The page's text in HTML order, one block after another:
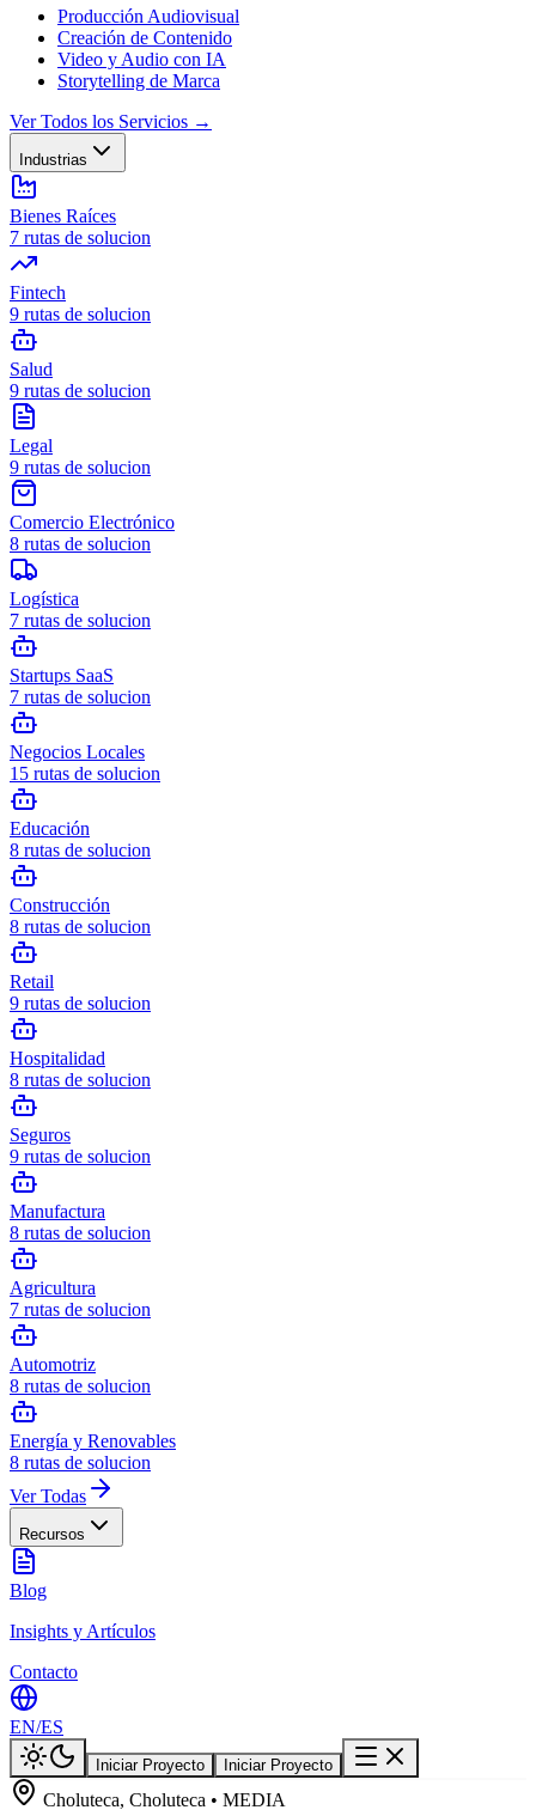
Producción Audiovisual
Creación de Contenido
Video y Audio con IA
Storytelling de Marca
Ver Todos los Servicios →
Industrias
Bienes Raíces
7 rutas de solucion
Fintech
9 rutas de solucion
Salud
9 rutas de solucion
Legal
9 rutas de solucion
Comercio Electrónico
8 rutas de solucion
Logística
7 rutas de solucion
Startups SaaS
7 rutas de solucion
Negocios Locales
15 rutas de solucion
Educación
8 rutas de solucion
Construcción
8 rutas de solucion
Retail
9 rutas de solucion
Hospitalidad
8 rutas de solucion
Seguros
9 rutas de solucion
Manufactura
8 rutas de solucion
Agricultura
7 rutas de solucion
Automotriz
8 rutas de solucion
Energía y Renovables
8 rutas de solucion
Ver Todas
Recursos
Blog
Insights y Artículos
Contacto
EN/ES
Iniciar Proyecto Iniciar Proyecto
Choluteca, Choluteca • MEDIA